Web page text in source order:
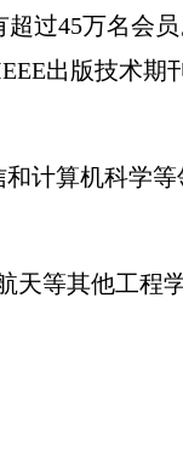
超过45万名会员
出版技术期
计算机科学
等其他工程学